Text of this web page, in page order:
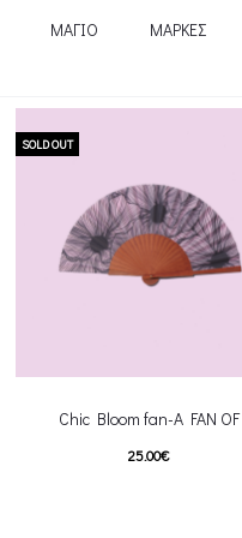
ΜΑΓΙΟ ΜΑΡΚΕΣ
SOLD OUT
Chic Bloom fan-A FAN OF
25.00€